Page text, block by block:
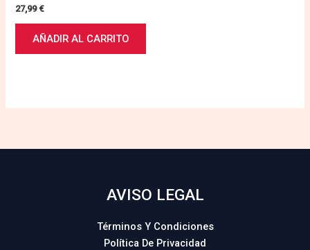
27,99€
AÑADIR AL CARRITO
AVISO LEGAL
Términos Y Condiciones
Política De Privacidad